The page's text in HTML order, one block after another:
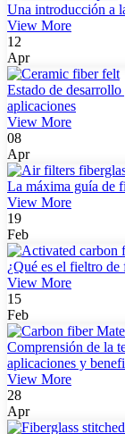
Una introducción a
View More
12
Apr
Estado de
aplicaciones
View More
08
Apr
La máxima guía de
View More
19
Feb
¿Qué es el fieltro
View More
15
Feb
Comprensión de la
aplicaciones y
View More
28
Apr